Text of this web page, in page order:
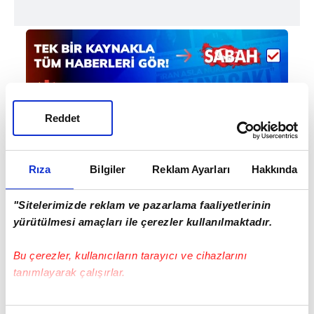
Rıza Bilgiler Reklam Ayarları Hakkında
"Sitelerimizde reklam ve pazarlama faaliyetlerinin
yürütülmesi amaçları ile çerezler kullanılmaktadır.
Bu çerezler, kullanıcıların tarayıcı ve cihazlarını
tanımlayarak çalışırlar.
Bu çerezlere izin vermeniz halinde sizlere özel
Reddet
Haber Girişi